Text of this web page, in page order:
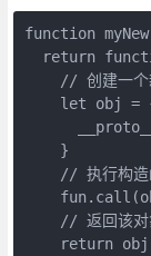
function
return
// 创建一个
let obj =
    }
// 执行构造
// 返回该对
    return obj